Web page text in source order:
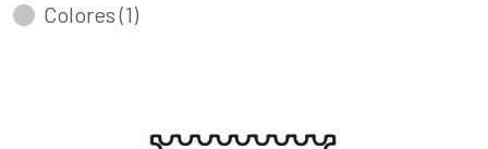
Colores (1)